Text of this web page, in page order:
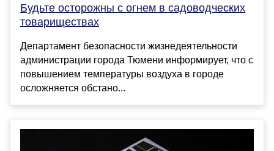
Будьте осторожны с огнем в садоводческих
товариществах
Департамент безопасности жизнедеятельности
администрации города Тюмени информирует, что с
повышением температуры воздуха в городе
осложняется обстано...